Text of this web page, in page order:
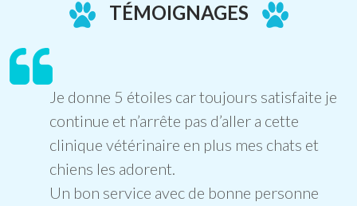
TÉMOIGNAGES
Je donne 5 étoiles car toujours satisfaite je
continue et n’arrête pas d’aller a cette
clinique vétérinaire en plus mes chats et
chiens les adorent.
Un bon service avec de bonne personne